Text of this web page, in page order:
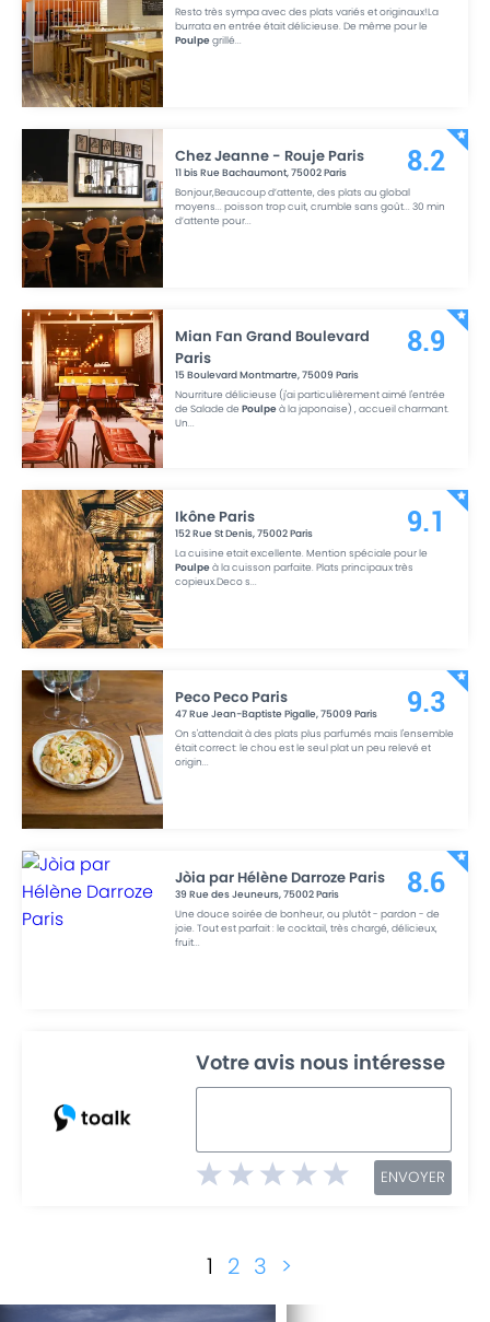
Resto très sympa avec des plats variés et originaux!La
burrata en entrée était délicieuse. De même pour le
Poulpegrillé...
Chez Jeanne - Rouje Paris
11 bis Rue Bachaumont,75002Paris
Bonjour,Beaucoup d’attente, des plats au global
moyens... poisson trop cuit, crumble sans goût... 30 min
d’attente pour...
8.2
Mian Fan Grand Boulevard
Paris
15 Boulevard Montmartre,75009 Paris
Nourriture délicieuse (j'ai particulièrement aimé l'entrée
de Salade dePoulpeà la japonaise) , accueil charmant.
Un...
8.9
Ikône Paris
152 Rue St Denis,75002Paris
La cuisine etait excellente. Mention spéciale pour le
Poulpeà la cuisson parfaite. Plats principaux très
copieux.Deco s...
9.1
Peco Peco Paris
47 Rue Jean-Baptiste Pigalle,75009 Paris
On s'attendait à des plats plus parfumés mais l'ensemble
était correct: le chou est le seul plat un peu relevé et
origin...
9.3
Jòia par Hélène Darroze Paris
39 Rue des Jeuneurs,75002Paris
Une douce soirée de bonheur, ou plutôt - pardon - de
joie. Tout est parfait : le cocktail, très chargé, délicieux,
fruit...
8.6
Votre avis nous intéresse
ENVOYER
1 2 3 >